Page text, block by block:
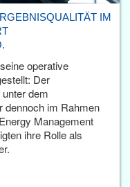
IM
operative
Der
dem
dennoch im Rahmen
Management
ihre Rolle als